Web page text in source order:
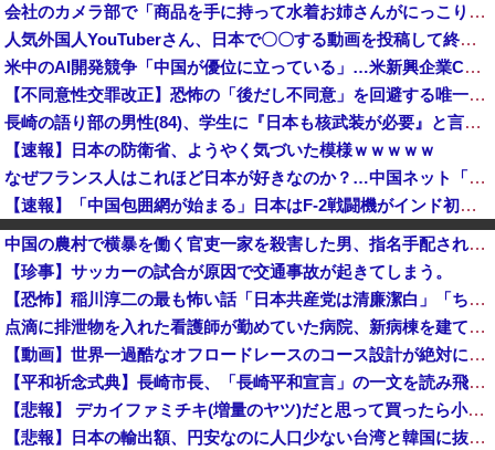
会社のカメラ部で「商品を手に持って水着お姉さんがにっこり」を撮影、だがお姉さんは素人アルバイトで親バレした結果……
人気外国人YouTuberさん、日本で〇〇する動画を投稿して終わる・・・
米中のAI開発競争「中国が優位に立っている」…米新興企業CEOが予測！
【不同意性交罪改正】恐怖の「後だし不同意」を回避する唯一の方法がコチラ → ｗｗｗｗｗｗｗｗｗｗｗｗｗｗｗｗ
長崎の語り部の男性(84)、学生に『日本も核武装が必要』と言われびっくり [8/9]
【速報】日本の防衛省、ようやく気づいた模様ｗｗｗｗｗ
なぜフランス人はこれほど日本が好きなのか？…中国ネット「中国と北朝鮮を除いて日本が好き」！
【速報】「中国包囲網が始まる」日本はF-2戦闘機がインド初派遣
【速報】韓国サッカー協会の性接待、日本人審判員４人も調査へ！！！
ロシアが数年以内にNATO加盟国を攻撃か、プーチン大統領が追い詰められ…米情報機関分析！
中国の農村で横暴を働く官吏一家を殺害した男、指名手配されて警察が追跡するも農民が追いかけるどころか……
【珍事】サッカーの試合が原因で交通事故が起きてしまう。
【恐怖】稲川淳二の最も怖い話「日本共産党は清廉潔白」「ちゃんと自力で資金を集めて活動してる」
点滴に排泄物を入れた看護師が勤めていた病院、新病棟を建てたばかりなのに近隣住民の総スカンを食らった結果……
【動画】世界一過酷なオフロードレースのコース設計が絶対におかしい（笑）
【平和祈念式典】長崎市長、「長崎平和宣言」の一文を読み飛ばす 「NPTの義務を履行し、核軍縮に向け着実に前進することを求めます」
【悲報】 デカイファミチキ(増量のヤツ)だと思って買ったら小さかったからわざわざ店に戻って確認したら！！！！
【悲報】日本の輸出額、円安なのに人口少ない台湾と韓国に抜かれてしまうwww